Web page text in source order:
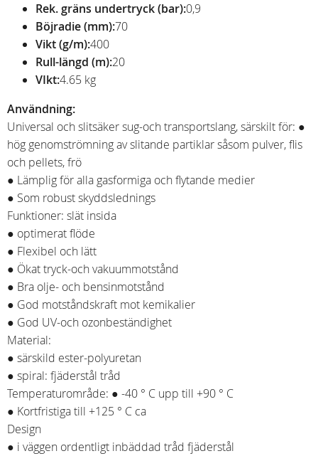
Rek. gräns undertryck (bar):0,9
Böjradie (mm):70
Vikt (g/m):400
Rull-längd (m):20
VIkt:4.65 kg
Användning:
Universal och slitsäker sug-och transportslang, särskilt för: ●
hög genomströmning av slitande partiklar såsom pulver, flis
och pellets, frö
● Lämplig för alla gasformiga och flytande medier
● Som robust skyddslednings
Funktioner: slät insida
● optimerat flöde
● Flexibel och lätt
● Ökat tryck-och vakuummotstånd
● Bra olje- och bensinmotstånd
● God motståndskraft mot kemikalier
● God UV-och ozonbeständighet
Material:
● särskild ester-polyuretan
● spiral: fjäderstål tråd
Temperaturområde: ● -40 ° C upp till +90 ° C
● Kortfristiga till +125 ° C ca
Design
● i väggen ordentligt inbäddad tråd fjäderstål